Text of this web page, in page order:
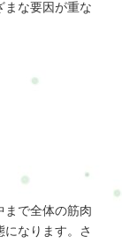
まな要因が重な
まで全体の筋肉
なります。さ